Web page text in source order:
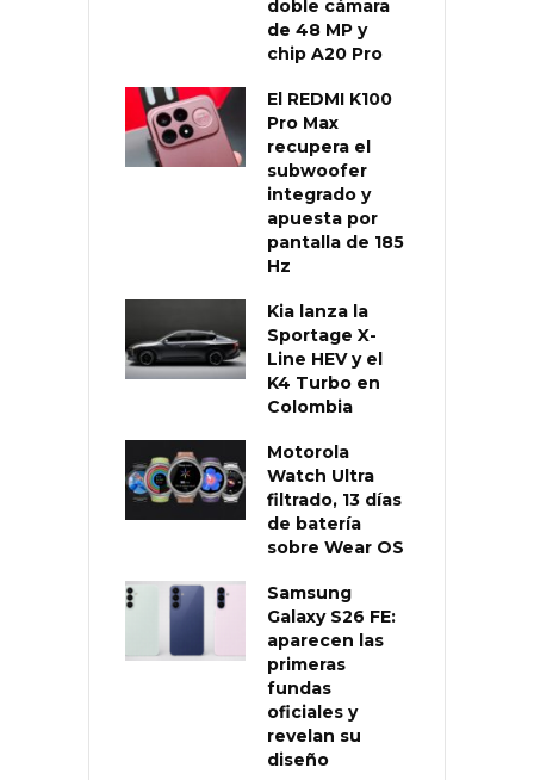
doble cámara
de 48 MP y
chip A20 Pro
El REDMI K100
Pro Max
recupera el
subwoofer
integrado y
apuesta por
pantalla de 185
Hz
Kia lanza la
Sportage X-
Line HEV y el
K4 Turbo en
Colombia
Motorola
Watch Ultra
filtrado, 13 días
de batería
sobre Wear OS
Samsung
Galaxy S26 FE:
aparecen las
primeras
fundas
oficiales y
revelan su
diseño